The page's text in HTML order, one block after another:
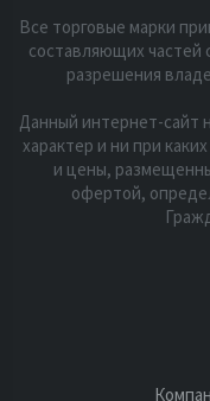
Все торговые марки
составляющих частей
разрешения
Данный интернет-сайт
характер и ни при
и цены,
офертой,